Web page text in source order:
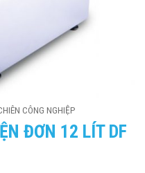
CÔNG NGHIỆP
ĐƠN 12 LÍT DF